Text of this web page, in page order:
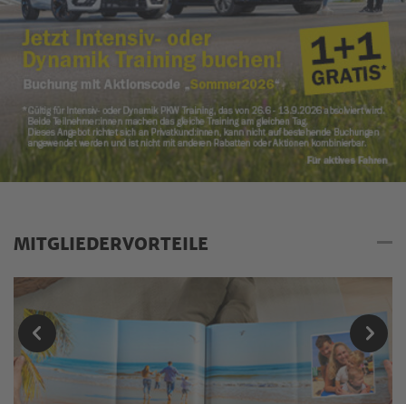
MITGLIEDERVORTEILE
Mitgliedervorteile